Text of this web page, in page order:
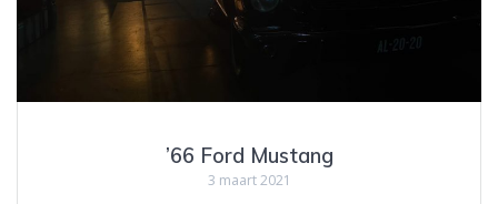
’66 Ford Mustang
3 maart 2021